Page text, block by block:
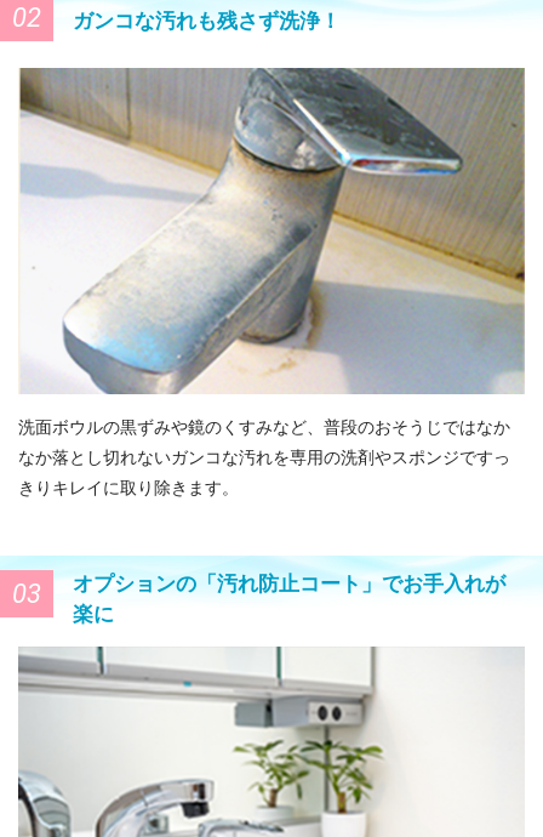
02 ガンコな汚れも残さず洗浄！
洗面ボウルの黒ずみや鏡のくすみなど、普段のおそうじではなか
なか落とし切れないガンコな汚れを専用の洗剤やスポンジですっ
きりキレイに取り除きます。
03
オプションの「汚れ防止コート」でお手入れが
楽に